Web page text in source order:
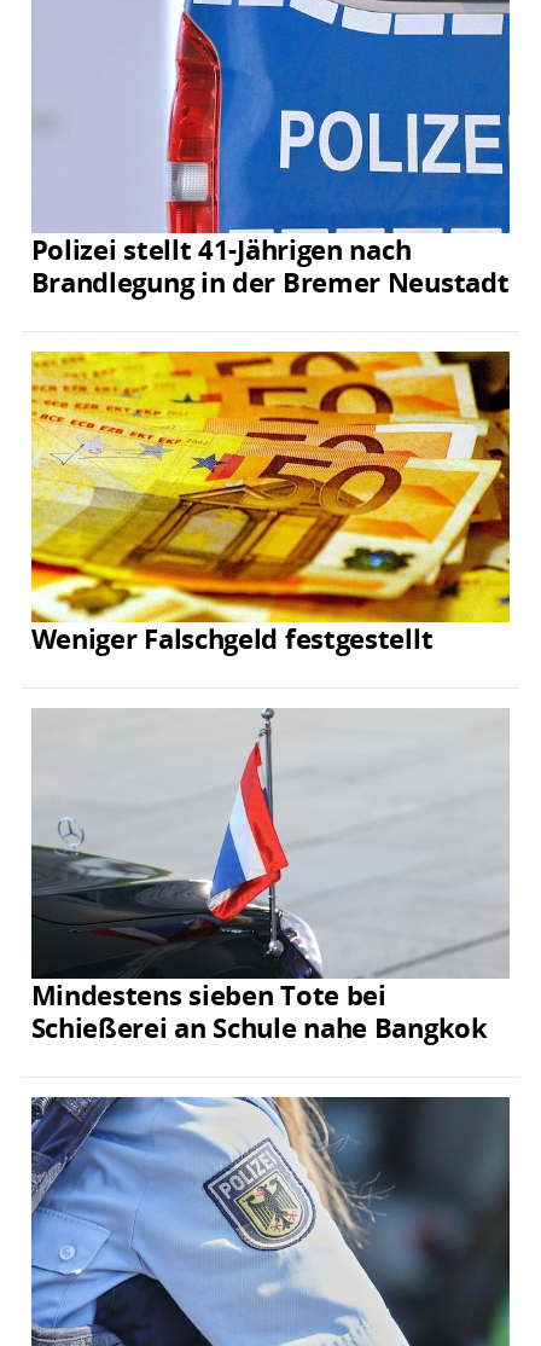
Polizei stellt 41-Jährigen nach
Brandlegung in der Bremer Neustadt
Weniger Falschgeld festgestellt
Mindestens sieben Tote bei
Schießerei an Schule nahe Bangkok